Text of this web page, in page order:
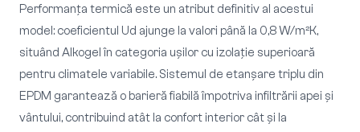
Performanța termică este un atribut definitiv al acestui
model: coeficientul Ud ajunge la valori până la 0,8 W/m²K,
situând Alkogel în categoria ușilor cu izolație superioară
pentru climatele variabile. Sistemul de etanșare triplu din
EPDM garantează o barieră fiabilă împotriva infiltrării apei și
vântului, contribuind atât la confort interior cât și la